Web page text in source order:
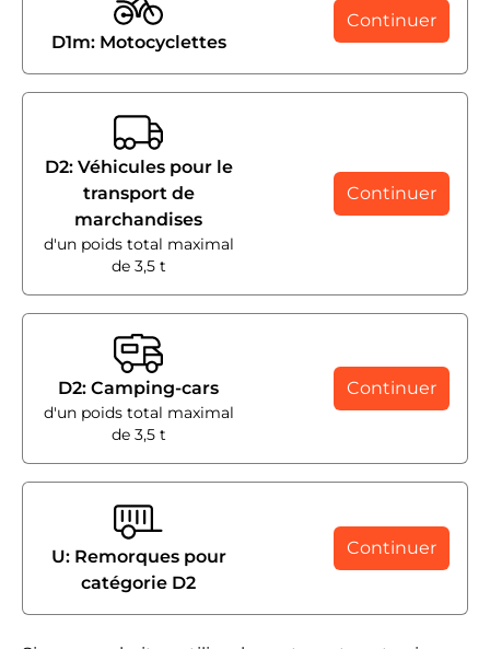
D1m: Motocyclettes
Continuer
D2: Véhicules pour le
transport de
marchandises
d'un poids total maximal
de 3,5 t
Continuer
D2: Camping-cars
d'un poids total maximal
de 3,5 t
Continuer
U: Remorques pour
catégorie D2
Continuer